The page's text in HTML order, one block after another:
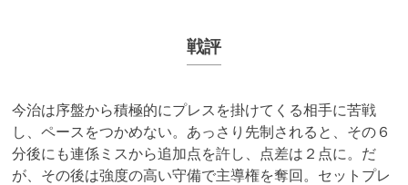
戦評
今治は序盤から積極的にプレスを掛けてくる相手に苦戦
し、ペースをつかめない。あっさり先制されると、その６
分後にも連係ミスから追加点を許し、点差は２点に。だ
が、その後は強度の高い守備で主導権を奪回。セットプレ